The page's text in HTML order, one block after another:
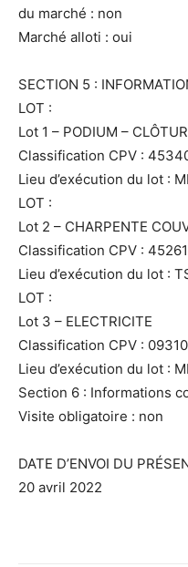
du marché : non
Marché alloti : oui
SECTION 5 :
LOT :
Lot 1 – PODIUM –
Classification CPV :
Lieu d’exécution du lot :
LOT :
Lot 2 – CHARPENTE
Classification CPV :
Lieu d’exécution du lot :
LOT :
Lot 3 – ELECTRICITE
Classification CPV :
Lieu d’exécution du lot :
Section 6 : Informations
Visite obligatoire : non
DATE D’ENVOI DU
20 avril 2022